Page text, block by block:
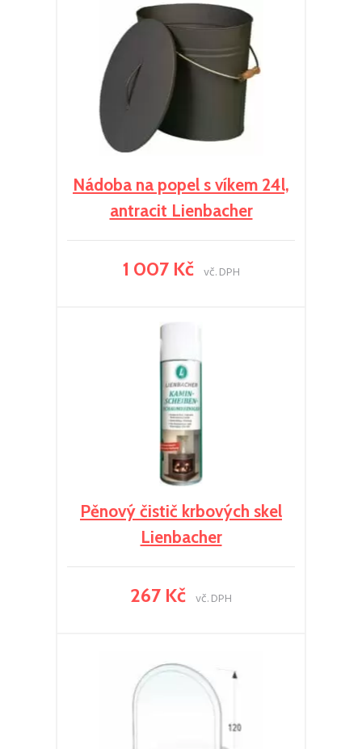
Nádoba na popel s víkem 24l,
antracit Lienbacher
1 007 Kč vč. DPH
Pěnový čistič krbových skel
Lienbacher
267 Kč vč. DPH